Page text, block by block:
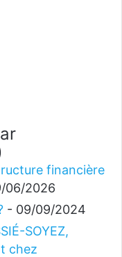
financière
06/2026
- 09/09/2024
SOYEZ,
chez